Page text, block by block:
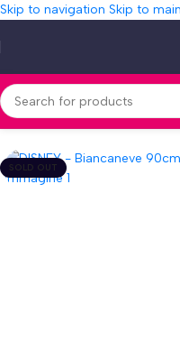
Skip to navigation Skip to
Home»Shop»DISNEY –
SOLD OUT